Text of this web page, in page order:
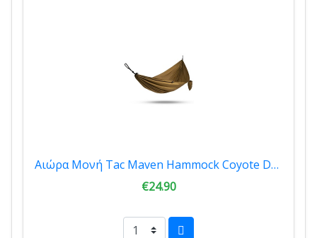
Αιώρα Μονή Tac Maven Hammock Coyote D19024-03
€24.90